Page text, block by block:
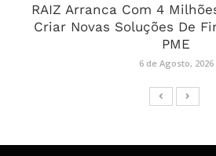
RAIZ Arranca Com 4
Criar Novas Soluções De
PME
6 de Agosto, 2026